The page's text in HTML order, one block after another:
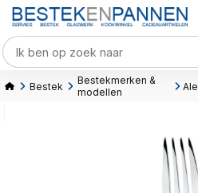
Bestek
Bestekmerken &
modellen